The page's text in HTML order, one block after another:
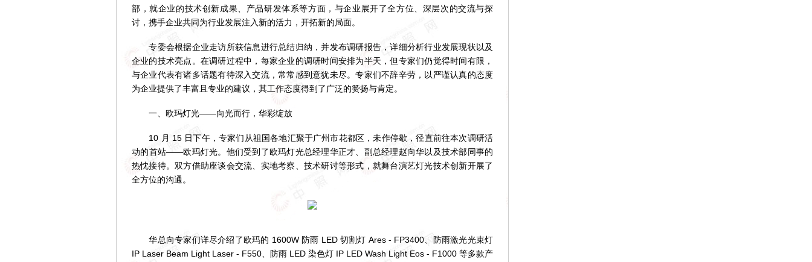
部，就企业的技术创新成果、产品研发体系等方面，与企业展开了全方位、深层次的交流与探
讨，携手企业共同为行业发展注入新的活力，开拓新的局面。
专委会根据企业走访所获信息进行总结归纳，并发布调研报告，详细分析行业发展现状以及
企业的技术亮点。在调研过程中，每家企业的调研时间安排为半天，但专家们仍觉得时间有限，
与企业代表有诸多话题有待深入交流，常常感到意犹未尽。专家们不辞辛劳，以严谨认真的态度
为企业提供了丰富且专业的建议，其工作态度得到了广泛的赞扬与肯定。
一、欧玛灯光——向光而行，华彩绽放
10 月 15 日下午，专家们从祖国各地汇聚于广州市花都区，未作停歇，径直前往本次调研活
动的首站——欧玛灯光。他们受到了欧玛灯光总经理华正才、副总经理赵向华以及技术部同事的
热忱接待。双方借助座谈会交流、实地考察、技术研讨等形式，就舞台演艺灯光技术创新开展了
全方位的沟通。
华总向专家们详尽介绍了欧玛的 1600W 防雨 LED 切割灯 Ares - FP3400、防雨激光光束灯
IP Laser Beam Light Laser - F550、防雨 LED 染色灯 IP LED Wash Light Eos - F1000 等多款产